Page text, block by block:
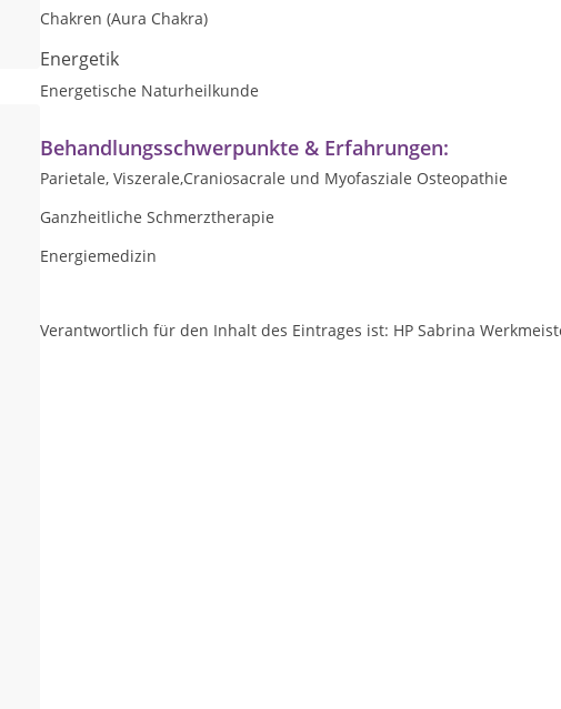
Chakren (Aura Chakra)
Energetik
Energetische Naturheilkunde
Behandlungsschwerpunkte & Erfahrungen:
Parietale, Viszerale,Craniosacrale und Myofasziale Osteopathie
Ganzheitliche Schmerztherapie
Energiemedizin
Verantwortlich für den Inhalt des Eintrages ist: HP Sabrina